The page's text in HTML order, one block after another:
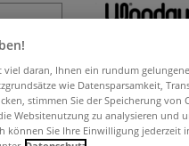
Hochwertiges
daran, Ihnen ein rundum
wie Datensparsamkeit,
stimmen Sie der Speicherung von
Websitenutzung zu analysieren und
können Sie Ihre Einwilligung jederzeit